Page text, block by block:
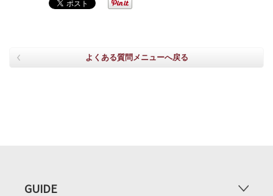
よくある質問メニューへ戻る
GUIDE